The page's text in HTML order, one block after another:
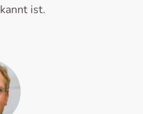
ist.